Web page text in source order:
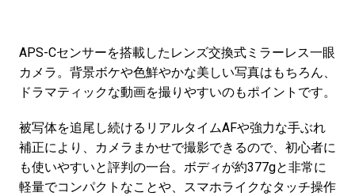
APS-Cセンサーを搭載したレンズ交換式ミラーレス一眼
カメラ。背景ボケや色鮮やかな美しい写真はもちろん、
ドラマティックな動画を撮りやすいのもポイントです。
被写体を追尾し続けるリアルタイムAFや強力な手ぶれ
補正により、カメラまかせで撮影できるので、初心者に
も使いやすいと評判の一台。ボディが約377gと非常に
軽量でコンパクトなことや、スマホライクなタッチ操作